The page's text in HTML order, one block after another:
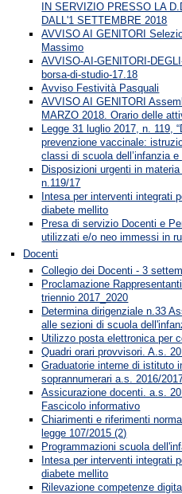
IN SERVIZIO PRESSO LA
DALL'1 SETTEMBRE 2018
AVVISO AI GENITORI
Massimo
AVVISO-AI-GENITORI-
borsa-di-studio-17.18
Avviso Festività Pasquali
AVVISO AI GENITORI
MARZO 2018. Orario delle
Legge 31 luglio 2017, n. 119,
prevenzione vaccinale:
classi di scuola dell’infanzia e
Disposizioni urgenti in
n.119/17
Intesa per interventi integrati
diabete mellito
Presa di servizio Docenti e
utilizzati e/o neo immessi in
Docenti
Collegio dei Docenti - 3
Proclamazione
triennio 2017_2020
Determina dirigenziale n.33
alle sezioni di scuola
Utilizzo posta elettronica per
Quadri orari provvisori. A.s.
Graduatorie interne di istituto
soprannumerari a.s. 2016/
Assicurazione docenti. a.s.
Fascicolo informativo
Chiarimenti e riferimenti
legge 107/2015 (2)
Programmazioni scuola
Intesa per interventi integrati
diabete mellito
Rilevazione competenze